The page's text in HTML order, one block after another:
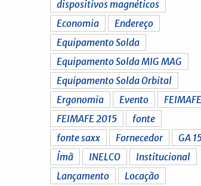
dispositivos magnéticos
Economia
Endereço
Equipamento Solda
Equipamento Solda MIG MAG
Equipamento Solda Orbital
Ergonomia
Evento
FEIMAFE
FEIMAFE 2015
fonte
fonte saxx
Fornecedor
GA
Ímã
INELCO
Institucional
Lançamento
Locação